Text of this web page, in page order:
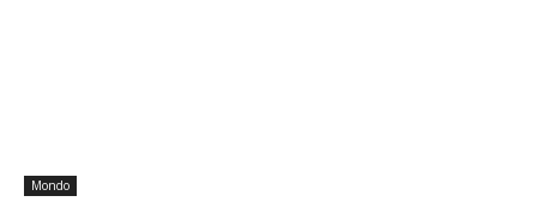
Mondo